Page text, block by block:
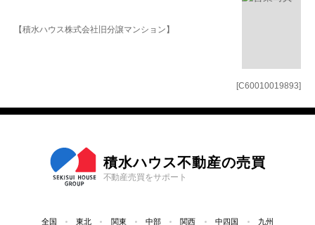
[C60010019893]
【積水ハウス株式会社旧分譲マンション】
積水ハウス不動産の売買
不動産売買をサポート
全国 東北 関東 中部 関西 中四国 九州